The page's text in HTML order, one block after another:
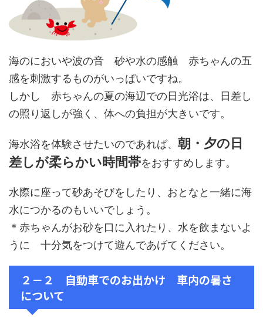
海のにおいや波の音 砂や水の感触 赤ちゃんの五
感を刺激するものがいっぱいですね。
しかし 赤ちゃんの夏の海辺での日光浴は、日差し
の照り返しが強く、体への負担が大きいです。
海水浴を体験させたいのであれば、 朝・夕の日
差しが柔らかい時間帯をおすすめします。
水際に座って砂あそびをしたり、おとなと一緒に海
水につかるのもいいでしょう。
＊赤ちゃんがお砂を口に入れたり、水を飲まないよ
うに 十分気をつけて遊んであげてください。
２－２ 自動車でのお出かけ 車内の暑さ
について